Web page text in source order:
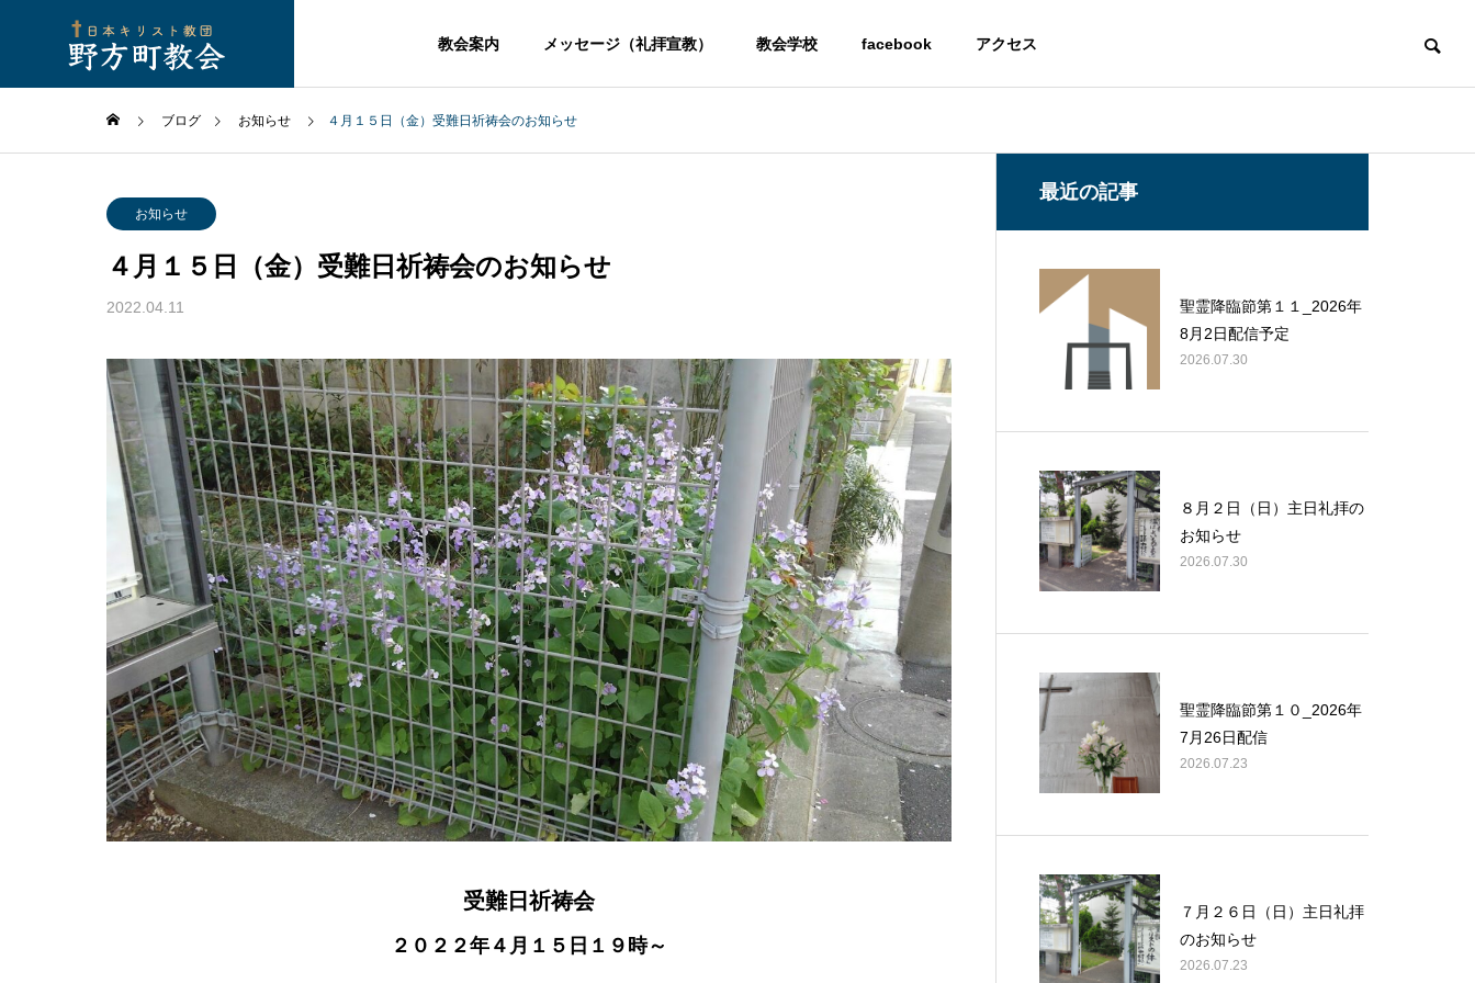
教会案内 メッセージ（礼拝宣教） 教会学校 facebook アクセス
ブログ お知らせ ４月１５日（金）受難日祈祷会のお知らせ
お知らせ
４月１５日（金）受難日祈祷会のお知らせ
2022.04.11
受難日祈祷会
２０２２年４月１５日１９時～
最近の記事
聖霊降臨節第１１_2026年
8月2日配信予定
2026.07.30
８月２日（日）主日礼拝の
お知らせ
2026.07.30
聖霊降臨節第１０_2026年
7月26日配信
2026.07.23
７月２６日（日）主日礼拝
のお知らせ
2026.07.23